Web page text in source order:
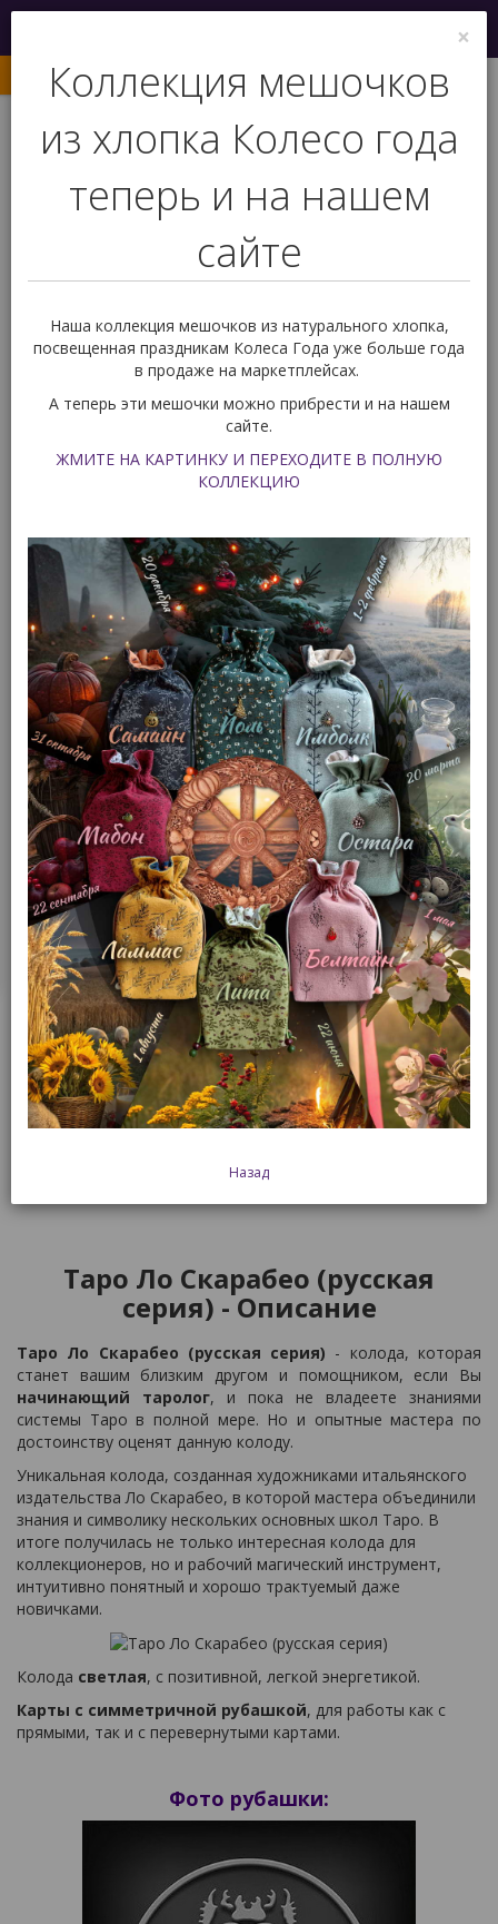
Обратный звонок
Вас ждет подарок!
Карты Таро для начинающих
Таро Ло Скарабео (русская серия)
Таро Ло Скарабео (русская
серия)
(арт. 10172)
Доступность: Нет в наличии
Товар распродан
Производитель: Аввалон-Lo
Scarabeo
Смотреть все товары этого бренда
Для новичков в Таро
Просмотреть все колоды Таро для новичков
925 р. В корзину
Быстрый заказ
Таро Ло Скарабео (русская
серия) - Описание
Таро Ло Скарабео (русская серия) - колода, которая
станет вашим близким другом и помощником, если Вы
начинающий таролог, и пока не владеете знаниями
системы Таро в полной мере. Но и опытные мастера по
достоинству оценят данную колоду.
Уникальная колода, созданная художниками итальянского
издательства Ло Скарабео, в которой мастера объединили
знания и символику нескольких основных школ Таро. В
итоге получилась не только интересная колода для
коллекционеров, но и рабочий магический инструмент,
интуитивно понятный и хорошо трактуемый даже
новичками.
Колода светлая, с позитивной, легкой энергетикой.
Карты с симметричной рубашкой, для работы как с
прямыми, так и с перевернутыми картами.
Фото рубашки:
×
Коллекция мешочков
из хлопка Колесо года
теперь и на нашем
сайте
Наша коллекция мешочков из натурального хлопка,
посвещенная праздникам Колеса Года уже больше года
в продаже на маркетплейсах.
А теперь эти мешочки можно прибрести и на нашем
сайте.
ЖМИТЕ НА КАРТИНКУ И ПЕРЕХОДИТЕ В ПОЛНУЮ
КОЛЛЕКЦИЮ
Назад